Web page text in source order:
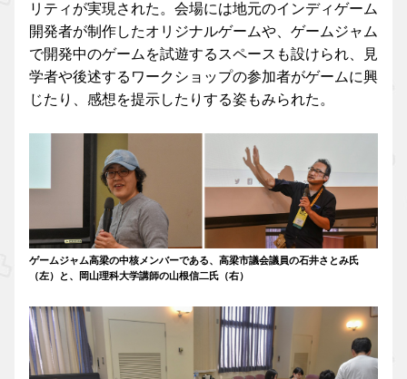
リティが実現された。会場には地元のインディゲーム
開発者が制作したオリジナルゲームや、ゲームジャム
で開発中のゲームを試遊するスペースも設けられ、見
学者や後述するワークショップの参加者がゲームに興
じたり、感想を提示したりする姿もみられた。
ゲームジャム高梁の中核メンバーである、高梁市議会議員の石井さとみ氏
（左）と、岡山理科大学講師の山根信二氏（右）